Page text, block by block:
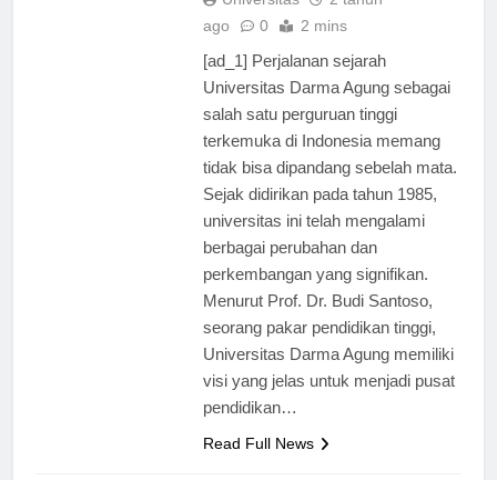
Universitas
2 tahun
[ad_1] Perjalanan sejarah
Universitas Darma Agung sebagai
salah satu perguruan tinggi
terkemuka di Indonesia memang
tidak bisa dipandang sebelah mata.
Sejak didirikan pada tahun 1985,
universitas ini telah mengalami
berbagai perubahan dan
perkembangan yang signifikan.
Menurut Prof. Dr. Budi Santoso,
seorang pakar pendidikan tinggi,
Universitas Darma Agung memiliki
visi yang jelas untuk menjadi pusat